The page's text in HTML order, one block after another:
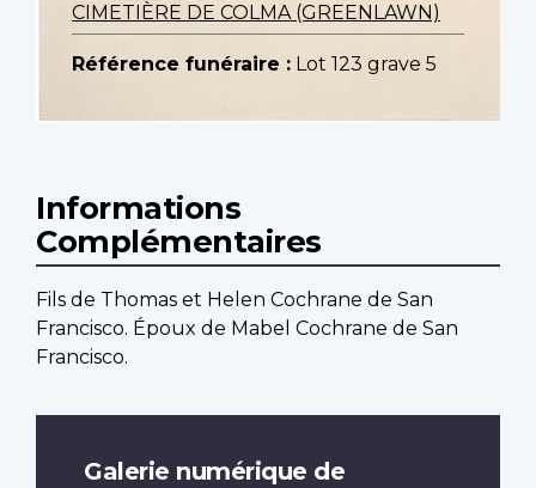
CIMETIÈRE DE COLMA (GREENLAWN)
Référence funéraire : Lot 123 grave 5
Informations
Complémentaires
Fils de Thomas et Helen Cochrane de San
Francisco. Époux de Mabel Cochrane de San
Francisco.
Galerie numérique de